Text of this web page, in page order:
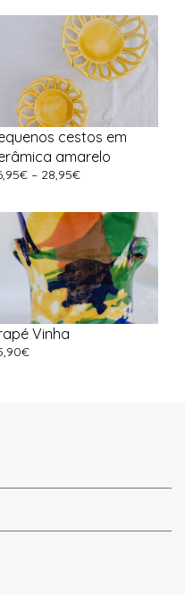
cestos em
amarelo
€ – 28,95€
Vinha
€